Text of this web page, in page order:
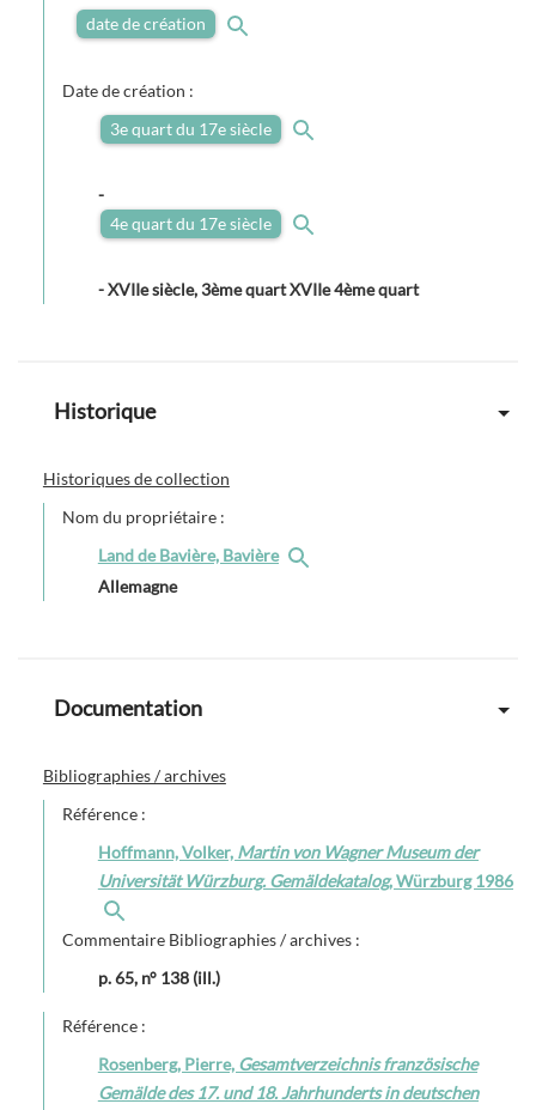
date de création
Date de création :
3e quart du 17e siècle
-
4e quart du 17e siècle
-XVIIe siècle, 3ème quart XVIIe 4ème quart
Historique
Historiques de collection
Nom du propriétaire :
Land de Bavière, Bavière
Allemagne
Documentation
Bibliographies / archives
Référence :
Hoffmann, Volker, Martin von Wagner Museum der
Universität Würzburg. Gemäldekatalog, Würzburg 1986
Commentaire Bibliographies / archives :
p. 65, n° 138 (ill.)
Référence :
Rosenberg, Pierre, Gesamtverzeichnis französische
Gemälde des 17. und 18. Jahrhunderts in deutschen